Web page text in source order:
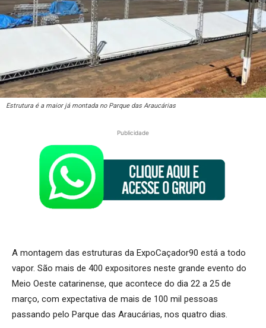
Estrutura é a maior já montada no Parque das Araucárias
Publicidade
A montagem das estruturas da ExpoCaçador90 está a todo
vapor. São mais de 400 expositores neste grande evento do
Meio Oeste catarinense, que acontece do dia 22 a 25 de
março, com expectativa de mais de 100 mil pessoas
passando pelo Parque das Araucárias, nos quatro dias.